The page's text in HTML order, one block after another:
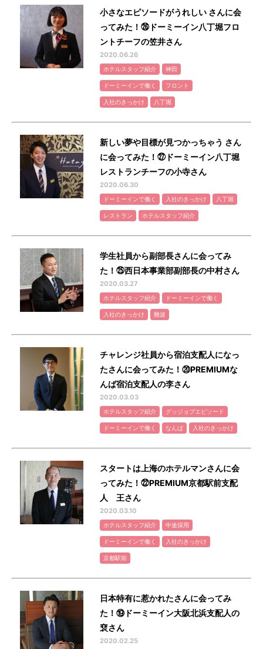
小さなエピソードがうれしい さんに会
ってみた！㉖ドーミーイン八丁堀フロ
ントチーフの笠井さん
2020.06.26
ホテルスタッフ紹介 神田
ドーミーインで働く フロント
入社のきっかけ 八丁堀
新しい夢や目標が見つかっちゃう さん
に会ってみた！㉗ドーミーイン八丁堀
レストランチーフの小寺さん
2020.06.30
ドーミーインで働く 入社のきっかけ 八丁堀
レストラン ホテルスタッフ紹介
学生社員から副部長さんに会ってみ
た！㉕西日本事業部副部長の中村さん
2020.03.27
ホテルスタッフ紹介 ドーミーインで働く
入社のきっかけ 難波
チャレンジ社員から宿泊支配人になっ
たさんに会ってみた！⑳PREMIUMな
んば宿泊支配人の李さん
2020.03.03
ホテルスタッフ紹介 グッジョブエピソード
ドーミーインで働く なんば 入社のきっかけ
スタートは上海のホテルマンさんに会
ってみた！㉒PREMIUM京都駅前支配
人 王さん
2020.03.10
ホテルスタッフ紹介 中途採用
ドーミーインで働く 入社のきっかけ
京都駅前
日本特有に惹かれたさんに会ってみ
た！⑲ドーミーイン大阪北浜支配人の
裵さん
2020.02.25